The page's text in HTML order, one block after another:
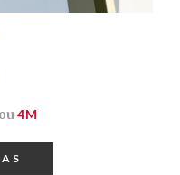
4M